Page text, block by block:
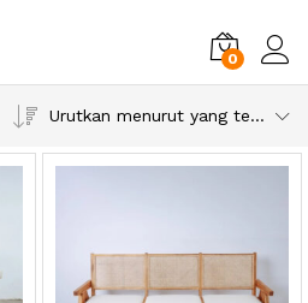
0
Urutkan menurut yang terbaru